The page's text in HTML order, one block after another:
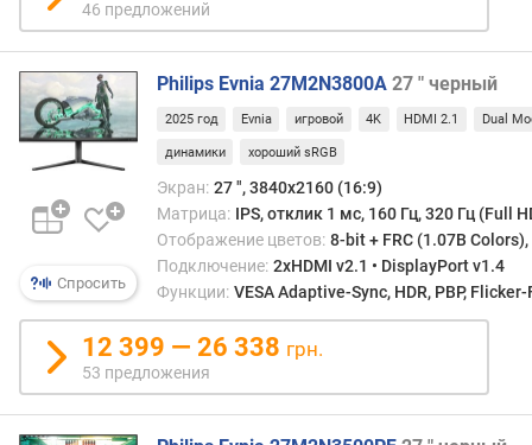
о
т
д
р
о
и
д
е
ш
е
46 предложений
Спросить
Philips Evnia 27M2N3800A 27 " черный
2025 год Evnia игровой 4K HDMI 2.1 Dual
динамики хороший sRGB
Экран: 27 ", 3840x2160 (16:9)
Матрица: IPS, отклик 1 мс, 160 Гц, 320 Гц (Full
Отображение цветов: 8-bit + FRC (1.07B Colors),
Подключение: 2xHDMI v2.1 • DisplayPort v1.4
Функции: VESA Adaptive-Sync, HDR, PBP, Flicker-
12 399 — 26 338 грн.
53 предложения